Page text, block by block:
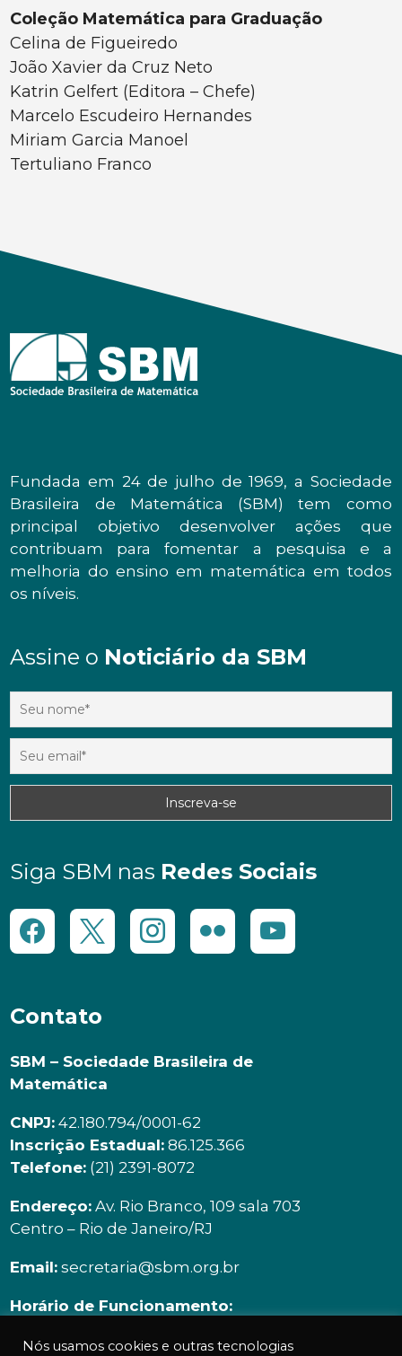
Coleção Matemática para Graduação
Celina de Figueiredo
João Xavier da Cruz Neto
Katrin Gelfert (Editora – Chefe)
Marcelo Escudeiro Hernandes
Miriam Garcia Manoel
Tertuliano Franco
Fundada em 24 de julho de 1969, a Sociedade
Brasileira de Matemática (SBM) tem como
principal objetivo desenvolver ações que
contribuam para fomentar a pesquisa e a
melhoria do ensino em matemática em todos
os níveis.
Assine o Noticiário da SBM
Siga SBM nas Redes Sociais
Contato
SBM – Sociedade Brasileira de
Matemática
CNPJ: 42.180.794/0001-62
Inscrição Estadual: 86.125.366
Telefone: (21) 2391-8072
Endereço: Av. Rio Branco, 109 sala 703
Centro – Rio de Janeiro/RJ
Email: secretaria@sbm.org.br
Horário de Funcionamento:
Nós usamos cookies e outras tecnologias